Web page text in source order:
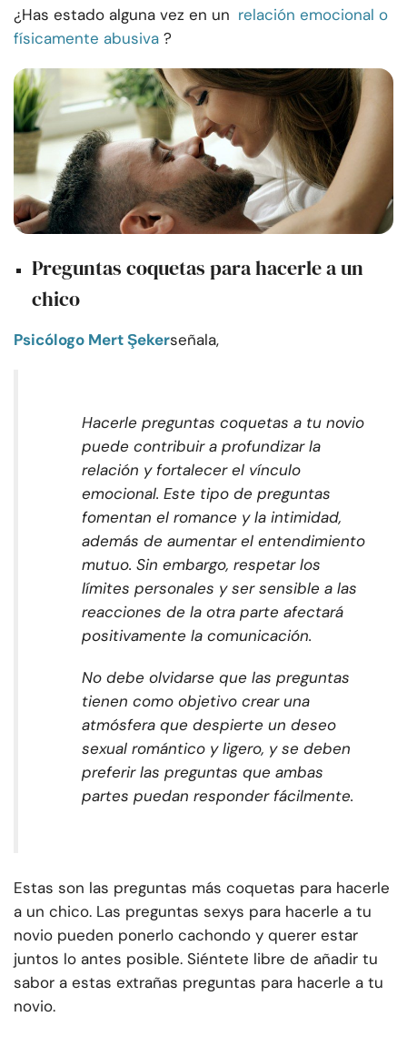
¿Has estado alguna vez en un relación emocional o
físicamente abusiva ?
Preguntas coquetas para hacerle a un
chico
Psicólogo Mert Şekerseñala,
Hacerle preguntas coquetas a tu novio
puede contribuir a profundizar la
relación y fortalecer el vínculo
emocional. Este tipo de preguntas
fomentan el romance y la intimidad,
además de aumentar el entendimiento
mutuo. Sin embargo, respetar los
límites personales y ser sensible a las
reacciones de la otra parte afectará
positivamente la comunicación.
No debe olvidarse que las preguntas
tienen como objetivo crear una
atmósfera que despierte un deseo
sexual romántico y ligero, y se deben
preferir las preguntas que ambas
partes puedan responder fácilmente.
Estas son las preguntas más coquetas para hacerle
a un chico. Las preguntas sexys para hacerle a tu
novio pueden ponerlo cachondo y querer estar
juntos lo antes posible. Siéntete libre de añadir tu
sabor a estas extrañas preguntas para hacerle a tu
novio.